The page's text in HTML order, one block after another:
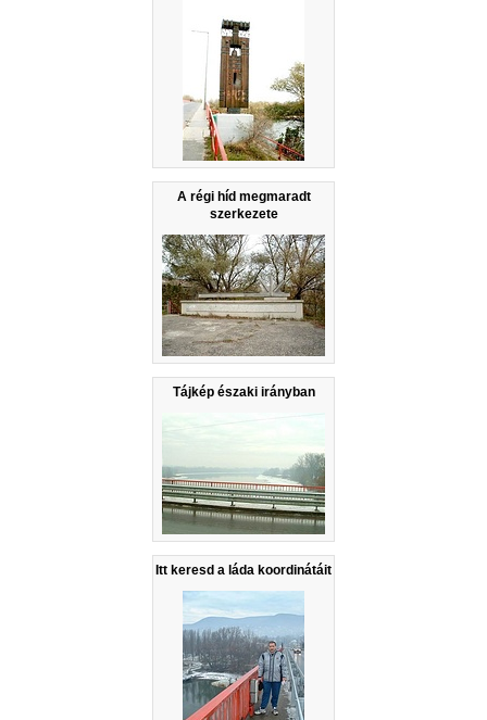
A régi híd megmaradt
szerkezete
Tájkép északi irányban
Itt keresd a láda koordinátáit